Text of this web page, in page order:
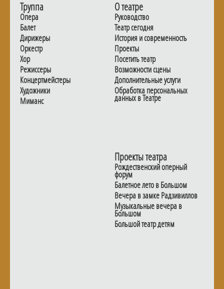
Труппа
Опера
Балет
Дирижеры
Оркестр
Хор
Режиссеры
Концертмейстеры
Художники
Миманс
О театре
Руководство
Театр сегодня
История и современность
Проекты
Посетить театр
Возможности сцены
Дополнительные услуги
Обработка персональных
данных в Театре
Проекты театра
Рождественский оперный
форум
Балетное лето в Большом
Вечера в замке Радзивиллов
Музыкальные вечера в
Большом
Большой театр детям